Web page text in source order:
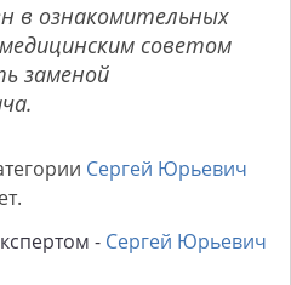
в ознакомительных
советом
заменой
Сергей Юрьевич
- Сергей Юрьевич